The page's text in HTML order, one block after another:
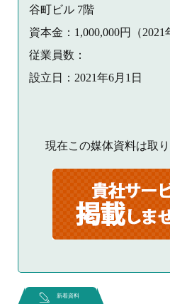
谷町ビル 7階
資本金：1,000,000円（2021
従業員数：
設立日：2021年6月1日
現在この媒体資料は取
新着資料